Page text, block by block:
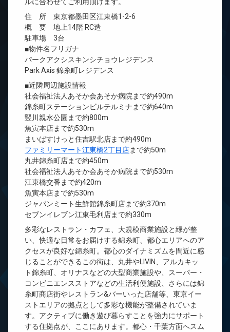
住 所 東京都墨田区江東橋1-2-6
概 要 地上14階 RC造
駐車場 3台
■物件名フリガナ
パークアクシスキンシチョウレジデンス
Park Axis 錦糸町レジデンス
■近隣周辺施設情報
社会福祉法人あそか会あそか病院まで約490m
錦糸町ステーションビルテルミナまで約640m
竪川親水公園まで約800m
魚寅本店まで約530m
まいばすけっと住吉駅北店まで約490m
ファミリーマート江東橋2丁目店まで約50m
丸井錦糸町店まで約450m
社会福祉法人あそか会あそか病院まで約530m
江東橋交番まで約420m
魚寅本店まで約530m
ジャパンミート生鮮館錦糸町店まで約370m
セブンイレブン江東毛利店まで約330m
多彩なレストラン・カフェ、大規模商業施設と緑が整
い、快適な日常をお届けする錦糸町、都心エリアへのア
クセスが良好な錦糸町。都心のダイナミズムを間近に感
じることができるこの街は、丸井やLIVIN、アルカキッ
ト錦糸町、オリナスなどの大型商業施設や、スーパー・
コンビニエンスストアなどの生活利便施設、さらには錦
糸町商店街やレストラン&バーいった店舗等、東京イー
ストエリアの拠点として多彩な機能が整備されていま
す。アクティブに働き遊び暮らすことを強力にサポート
する住拠点が、ここにあります。都心・千葉方面へスム